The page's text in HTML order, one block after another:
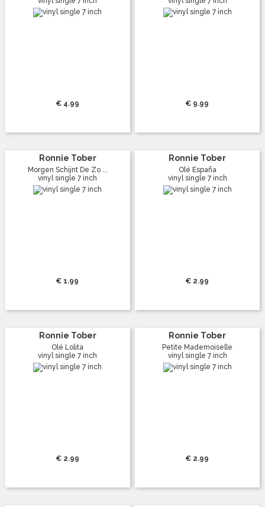
€ 4.99 € 9.99
Ronnie Tober
Morgen Schijnt De Zo ...
vinyl single 7 inch
€ 1.99
Ronnie Tober
Olé España
vinyl single 7 inch
€ 2.99
Ronnie Tober
Olé Lolita
vinyl single 7 inch
€ 2.99
Ronnie Tober
Petite Mademoiselle
vinyl single 7 inch
€ 2.99